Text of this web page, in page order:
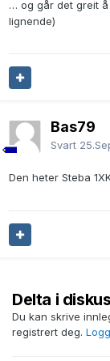
… og går det greit
lignende)
Bas79
Svart
Den heter Steba
Delta i
Du kan skrive
registrert deg.